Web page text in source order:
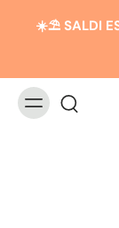
☀️​​⛱️ SALDI